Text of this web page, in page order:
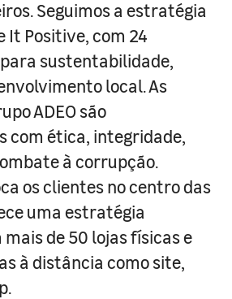
Seguimos a estratégia
It Positive, com 24
sustentabilidade,
local. As
ADEO são
com ética, integridade,
à corrupção.
os clientes no centro das
uma estratégia
de 50 lojas físicas e
à distância como site,